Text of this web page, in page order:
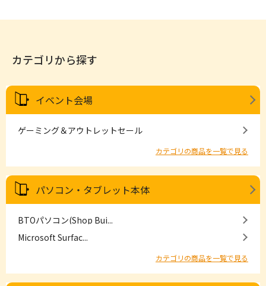
カテゴリから探す
イベント会場
ゲーミング＆アウトレットセール
カテゴリの商品を一覧で見る
パソコン・タブレット本体
BTOパソコン(Shop Bui...
Microsoft Surfac...
カテゴリの商品を一覧で見る